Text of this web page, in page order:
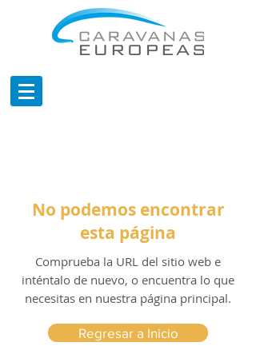
No podemos encontrar
esta página
Comprueba la URL del sitio web e
inténtalo de nuevo, o encuentra lo que
necesitas en nuestra página principal.
Regresar a Inicio